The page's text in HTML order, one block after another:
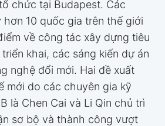
chức tại Budapest. Các
10 quốc gia trên thế giới
về công tác xây dựng tiêu
khai, các sáng kiến dự án
nghệ đổi mới. Hai đề xuất
mới do các chuyên gia kỹ
là Chen Cai và Li Qin chủ trì
sơ bộ và thành công vượt